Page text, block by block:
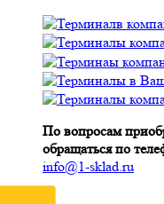
По вопросам
обращаться по
info@1-sklad.ru